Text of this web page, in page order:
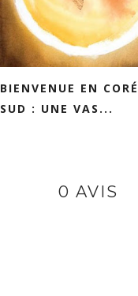
BIENVENUE EN
SUD : UNE VAS...
0 AVIS